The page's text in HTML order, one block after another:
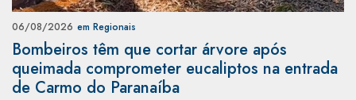
06/08/2026 em Regionais
Bombeiros têm que cortar árvore após
queimada comprometer eucaliptos na entrada
de Carmo do Paranaíba